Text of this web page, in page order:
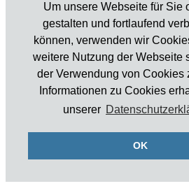
Um unsere Webseite für Sie
gestalten und fortlaufend
können, verwenden wir
weitere Nutzung der Webseite
der Verwendung von Cookies
Informationen zu Cookies
unserer
OK